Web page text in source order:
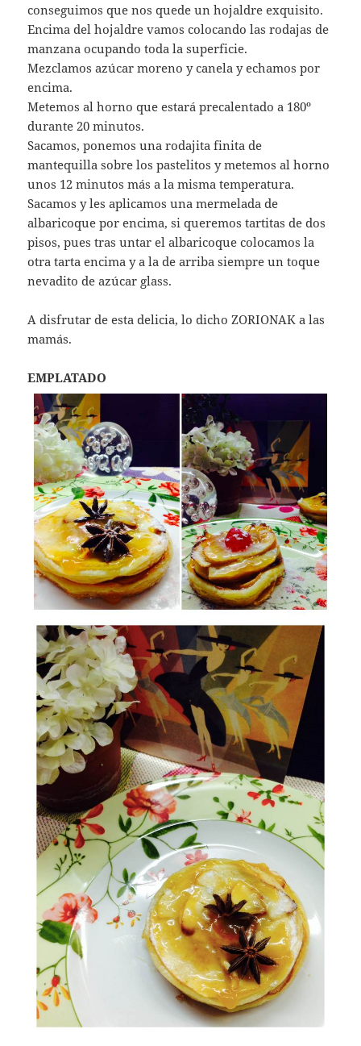
conseguimos que nos quede un hojaldre exquisito.
Encima del hojaldre vamos colocando las rodajas de
manzana ocupando toda la superficie.
Mezclamos azúcar moreno y canela y echamos por
encima.
Metemos al horno que estará precalentado a 180º
durante 20 minutos.
Sacamos, ponemos una rodajita finita de
mantequilla sobre los pastelitos y metemos al horno
unos 12 minutos más a la misma temperatura.
Sacamos y les aplicamos una mermelada de
albaricoque por encima, si queremos tartitas de dos
pisos, pues tras untar el albaricoque colocamos la
otra tarta encima y a la de arriba siempre un toque
nevadito de azúcar glass.
A disfrutar de esta delicia, lo dicho ZORIONAK a las
mamás.
EMPLATADO